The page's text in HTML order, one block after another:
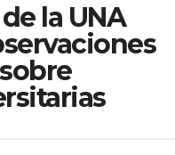
la UNA